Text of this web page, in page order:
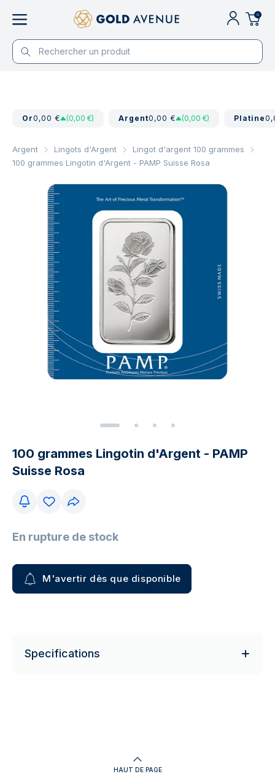
0
Or0,00 € (0,00 €) Argent0,00 € (0,00 €) Platine
Argent Lingots d'Argent
Lingot d'argent 100 grammes
100 grammes Lingotin d'Argent - PAMP Suisse Rosa
100 grammes Lingotin d'Argent - PAMP
Suisse Rosa
En rupture de stock
M'avertir dès que disponible
Specifications
HAUT DE PAGE